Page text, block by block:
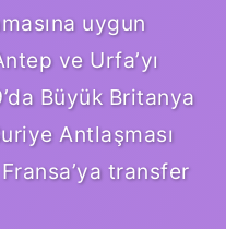
uygun
ve Urfa’yı
Büyük Britanya
Antlaşması
transfer